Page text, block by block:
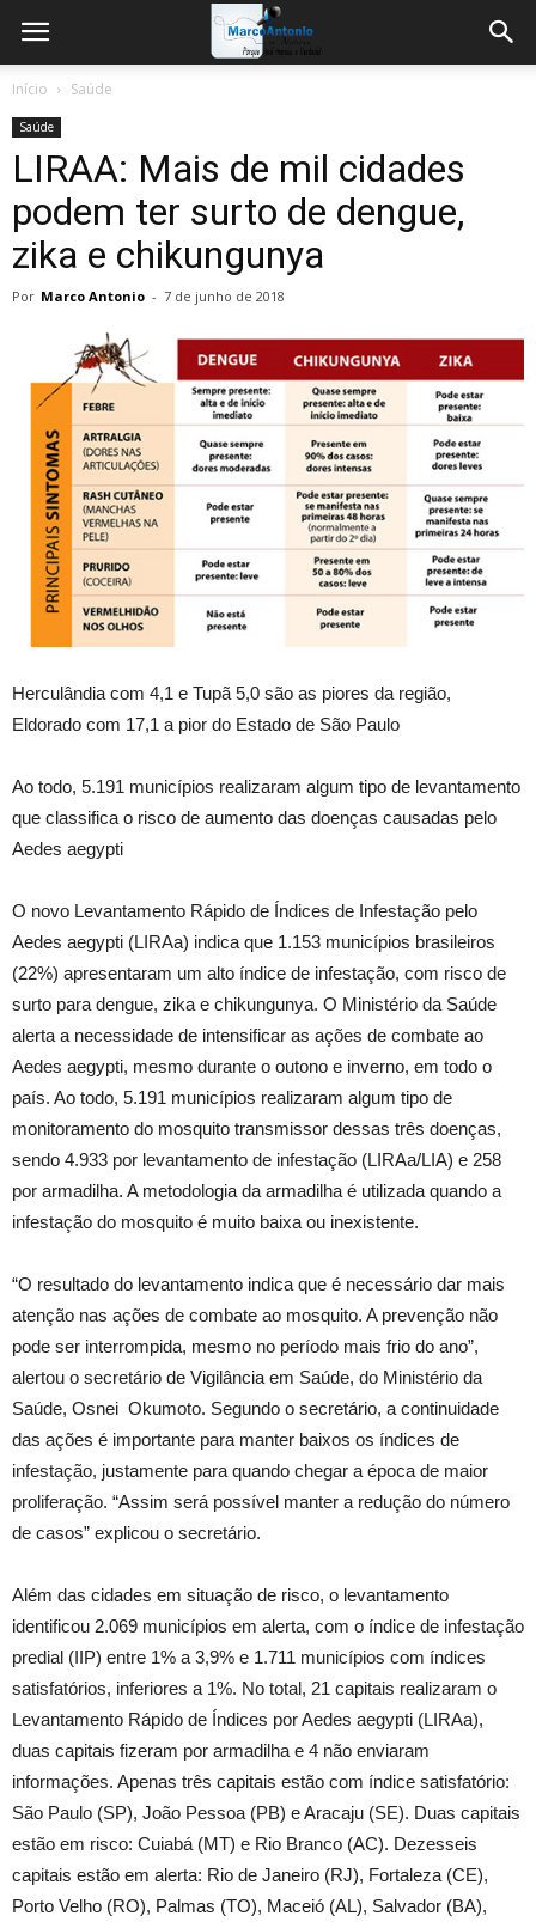
Início Saúde
Saúde
LIRAA: Mais de mil cidades
podem ter surto de dengue,
zika e chikungunya
Por Marco Antonio - 7 de junho de 2018
Herculândia com 4,1 e Tupã 5,0 são as piores da região,
Eldorado com 17,1 a pior do Estado de São Paulo
Ao todo, 5.191 municípios realizaram algum tipo de levantamento
que classifica o risco de aumento das doenças causadas pelo
Aedes aegypti
O novo Levantamento Rápido de Índices de Infestação pelo
Aedes aegypti (LIRAa) indica que 1.153 municípios brasileiros
(22%) apresentaram um alto índice de infestação, com risco de
surto para dengue, zika e chikungunya. O Ministério da Saúde
alerta a necessidade de intensificar as ações de combate ao
Aedes aegypti, mesmo durante o outono e inverno, em todo o
país. Ao todo, 5.191 municípios realizaram algum tipo de
monitoramento do mosquito transmissor dessas três doenças,
sendo 4.933 por levantamento de infestação (LIRAa/LIA) e 258
por armadilha. A metodologia da armadilha é utilizada quando a
infestação do mosquito é muito baixa ou inexistente.
“O resultado do levantamento indica que é necessário dar mais
atenção nas ações de combate ao mosquito. A prevenção não
pode ser interrompida, mesmo no período mais frio do ano”,
alertou o secretário de Vigilância em Saúde, do Ministério da
Saúde, Osnei Okumoto. Segundo o secretário, a continuidade
das ações é importante para manter baixos os índices de
infestação, justamente para quando chegar a época de maior
proliferação. “Assim será possível manter a redução do número
de casos” explicou o secretário.
Além das cidades em situação de risco, o levantamento
identificou 2.069 municípios em alerta, com o índice de infestação
predial (IIP) entre 1% a 3,9% e 1.711 municípios com índices
satisfatórios, inferiores a 1%. No total, 21 capitais realizaram o
Levantamento Rápido de Índices por Aedes aegypti (LIRAa),
duas capitais fizeram por armadilha e 4 não enviaram
informações. Apenas três capitais estão com índice satisfatório:
São Paulo (SP), João Pessoa (PB) e Aracaju (SE). Duas capitais
estão em risco: Cuiabá (MT) e Rio Branco (AC). Dezesseis
capitais estão em alerta: Rio de Janeiro (RJ), Fortaleza (CE),
Porto Velho (RO), Palmas (TO), Maceió (AL), Salvador (BA),